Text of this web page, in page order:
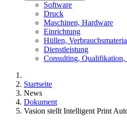
Software
Druck
Maschinen, Hardware
Einrichtung
Hüllen,
Dienstleistung
Consulting, Qualifikation,
Startseite
News
Dokument
Vasion stellt Intelligent Print